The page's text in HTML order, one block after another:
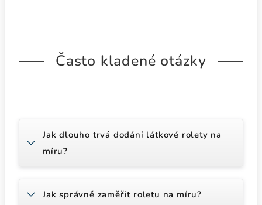
Často kladené otázky
Jak dlouho trvá dodání látkové rolety na
míru?
Jak správně zaměřit roletu na míru?